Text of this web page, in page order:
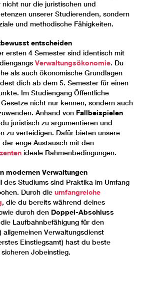
nur die juristischen und
unserer Studierenden, sondern
und methodische Fähigkeiten.
entscheiden
ersten 4 Semester sind identisch mit
Verwaltungsökonomie. Du
als auch ökonomische Grundlagen
dich ab dem 5. Semester für einen
Im Studiengang Öffentliche
nicht nur kennen, sondern auch
Anhand von Fallbeispielen
juristisch zu argumentieren und
zu verteidigen. Dafür bieten unsere
enge Austausch mit den
ideale Rahmenbedingungen.
modernen Verwaltungen
des Studiums sind Praktika im Umfang
Durch die umfangreiche
, die du bereits während deines
durch den Doppel-Abschluss
Laufbahnbefähigung für den
allgemeinen Verwaltungsdienst
Einstiegsamt) hast du beste
Jobeinstieg.